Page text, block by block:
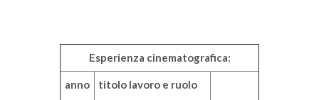
Esperienza cinematografica:
anno
titolo lavoro e ruolo